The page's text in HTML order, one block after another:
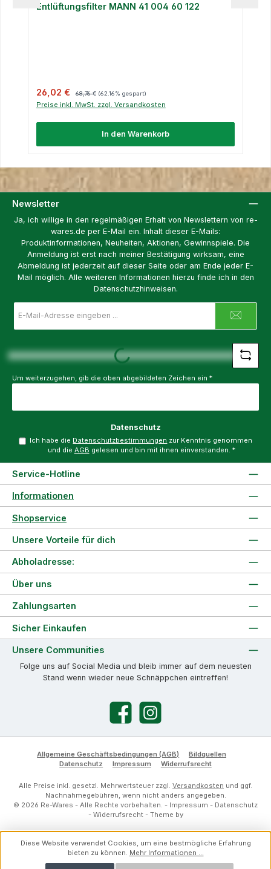
Entlüftungsfilter MANN 41 004 60 122
Verkaufspreis:
26,02 € 68,76 € (62.16% gespart)
Preise inkl. MwSt. zzgl. Versandkosten
In den Warenkorb
Newsletter
Ja, ich willige in den regelmäßigen Erhalt von Newslettern von re-
wares.de per E-Mail ein. Inhalt dieser E-Mails:
Produktinformationen, Neuheiten, Aktionen, Gewinnspiele. Die
Anmeldung ist erst nach meiner Bestätigung wirksam, eine
Abmeldung ist jederzeit auf dieser Seite oder am Ende jeder E-
Mail möglich. Alle weiteren Informationen hierzu finde ich in den
Datenschutzhinweisen.
Mail-
Loading...
Um weiterzugehen, gib die oben abgebildeten Zeichen ein *
Datenschutz
Ich habe die Datenschutzbestimmungen zur Kenntnis genommen
und die AGB gelesen und bin mit ihnen einverstanden. *
Service-Hotline
Informationen
Shopservice
Unsere Vorteile für dich
Über uns
Zahlungsarten
Abholadresse:
Sicher Einkaufen
Unsere Communities
Folge uns auf Social Media und bleib immer auf dem neuesten
Stand wenn wieder neue Schnäppchen eintreffen!
FacebookInstagram
Allgemeine Geschäftsbedingungen (AGB)
Bildquellen
Datenschutz
Impressum Widerrufsrecht
Alle Preise inkl. gesetzl. Mehrwertsteuer zzgl. Versandkosten und ggf.
Nachnahmegebühren, wenn nicht anders angegeben.
© 2026 Re-Wares - Alle Rechte vorbehalten. - Impressum - Datenschutz
- Widerrufsrecht- Theme by
Diese Website verwendet Cookies, um eine bestmögliche Erfahrung
bieten zu können. Mehr Informationen ...